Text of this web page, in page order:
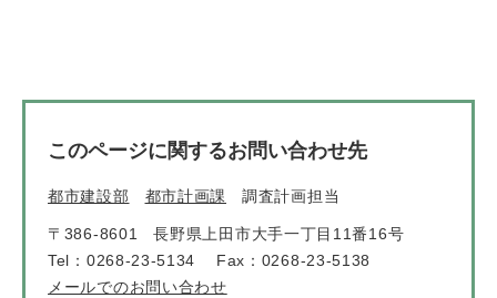
このページに関するお問い合わせ先
都市建設部 都市計画課 調査計画担当
〒386-8601
長野県上田市大手一丁目11番16号
Tel：0268-23-5134
Fax：0268-23-5138
メールでのお問い合わせ